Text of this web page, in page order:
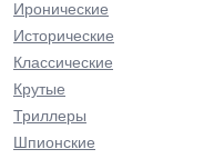
Иронические
Исторические
Классические
Крутые
Триллеры
Шпионские